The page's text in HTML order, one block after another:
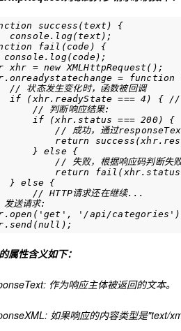
success(text) {
console.log(text);
fail(code) {
console.log(code);
xhr = new XMLHttpRequest();
=
// 状态发生变化时，函数被回调
if (xhr.readyState === 4) { //
// 判断响应结果:
if (xhr.status === 200) {
// 成功，通过responseText
return
} else {
// 失败，根据响应码判断失
return
} else {
// HTTP请求还在继续...
送请求:
'/api/
属性含义如下：
作为响应主体被返回的文本。
如果响应的内容类型是"text/